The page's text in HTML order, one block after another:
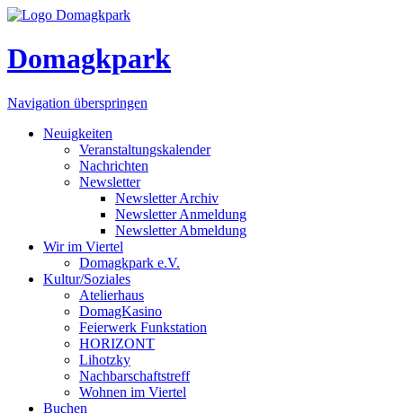
Domagkpark
Navigation überspringen
Neuigkeiten
Veranstaltungskalender
Nachrichten
Newsletter
Newsletter Archiv
Newsletter Anmeldung
Newsletter Abmeldung
Wir im Viertel
Domagkpark e.V.
Kultur/Soziales
Atelierhaus
DomagKasino
Feierwerk Funkstation
HORIZONT
Lihotzky
Nachbarschaftstreff
Wohnen im Viertel
Buchen